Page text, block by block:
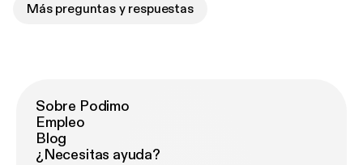
Más preguntas y respuestas
Sobre Podimo
Empleo
Blog
¿Necesitas ayuda?